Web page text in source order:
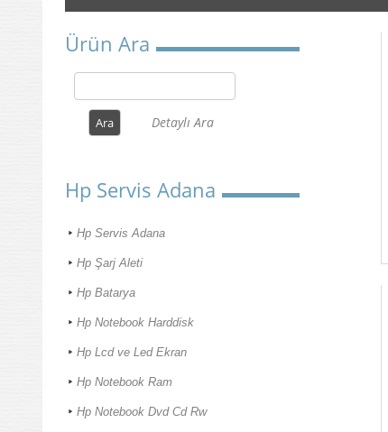
Ürün Ara
Detaylı Ara
Hp Servis Adana
Hp Servis Adana
Hp Şarj Aleti
Hp Batarya
Hp Notebook Harddisk
Hp Lcd ve Led Ekran
Hp Notebook Ram
Hp Notebook Dvd Cd Rw